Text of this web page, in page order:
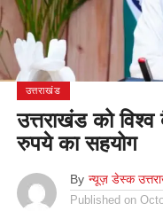
उत्तराखंड
उत्तराखंड को
रुपये का सहयोग
By न्यूज़ डेस्क
Published on